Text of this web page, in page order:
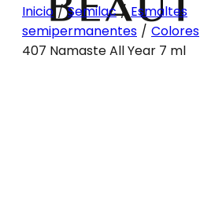
Inicio / Semilac / Esmaltes
semipermanentes / Colores
407 Namaste All Year 7 ml